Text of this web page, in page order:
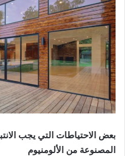
بعض الاحتياطات التي يجب
المصنوعة من الألومنيوم